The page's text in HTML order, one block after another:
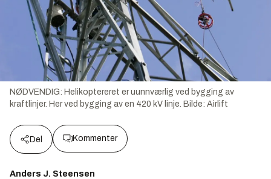
NØDVENDIG: Helikoptereret er uunnværlig ved bygging av
kraftlinjer. Her ved bygging av en 420 kV linje. Bilde: Airlift
Del Kommenter
Anders J. Steensen